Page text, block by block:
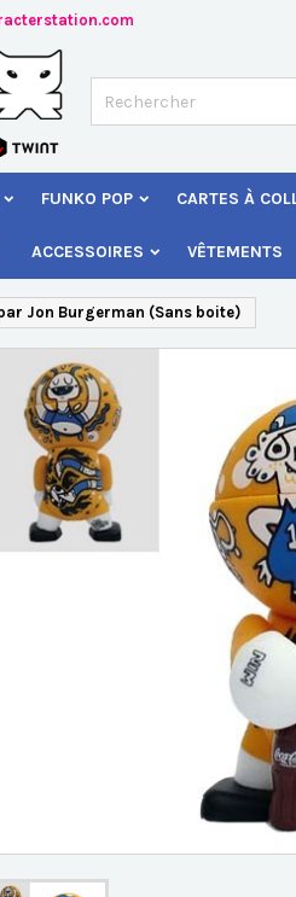
FUNKO POP CARTES À
ACCESSOIRES VÊTEMENTS
Jon Burgerman (Sans boite)
Ajouter à ma liste
Créer une nouvelle liste
Créer une liste
Nom de la liste d'envies
Connexion
Vous devez être connecté pour